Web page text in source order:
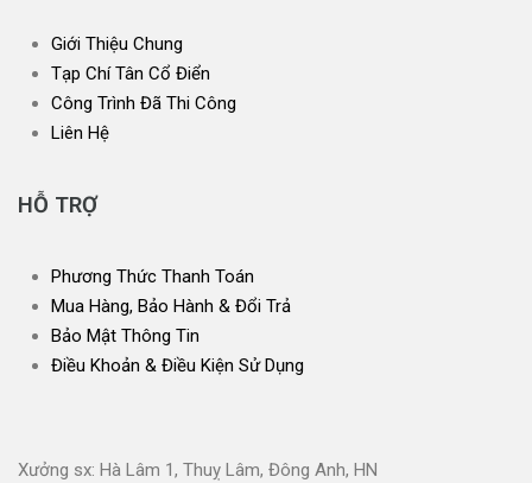
Giới Thiệu Chung
Tạp Chí Tân Cổ Điển
Công Trình Đã Thi Công
Liên Hệ
HỖ TRỢ
Phương Thức Thanh Toán
Mua Hàng, Bảo Hành & Đổi Trả
Bảo Mật Thông Tin
Điều Khoản & Điều Kiện Sử Dụng
Xưởng sx: Hà Lâm 1, Thuỵ Lâm, Đông Anh, HN